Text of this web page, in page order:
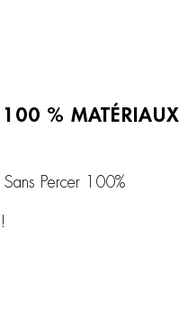
100 % MATÉRIAUX
Percer 100%